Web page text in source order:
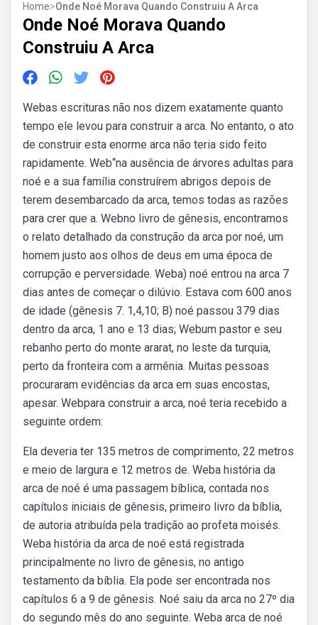
Home>Onde Noé Morava Quando Construiu A Arca
Onde Noé Morava Quando
Construiu A Arca
Webas escrituras não nos dizem exatamente quanto
tempo ele levou para construir a arca. No entanto, o ato
de construir esta enorme arca não teria sido feito
rapidamente. Web“na ausência de árvores adultas para
noé e a sua família construírem abrigos depois de
terem desembarcado da arca, temos todas as razões
para crer que a. Webno livro de gênesis, encontramos
o relato detalhado da construção da arca por noé, um
homem justo aos olhos de deus em uma época de
corrupção e perversidade. Weba) noé entrou na arca 7
dias antes de começar o dilúvio. Estava com 600 anos
de idade (gênesis 7. 1,4,10; B) noé passou 379 dias
dentro da arca, 1 ano e 13 dias; Webum pastor e seu
rebanho perto do monte ararat, no leste da turquia,
perto da fronteira com a armênia. Muitas pessoas
procuraram evidências da arca em suas encostas,
apesar. Webpara construir a arca, noé teria recebido a
seguinte ordem:
Ela deveria ter 135 metros de comprimento, 22 metros
e meio de largura e 12 metros de. Weba história da
arca de noé é uma passagem bíblica, contada nos
capítulos iniciais de gênesis, primeiro livro da bíblia,
de autoria atribuída pela tradição ao profeta moisés.
Weba história da arca de noé está registrada
principalmente no livro de gênesis, no antigo
testamento da bíblia. Ela pode ser encontrada nos
capítulos 6 a 9 de gênesis. Noé saiu da arca no 27º dia
do segundo mês do ano seguinte. Weba arca de noé